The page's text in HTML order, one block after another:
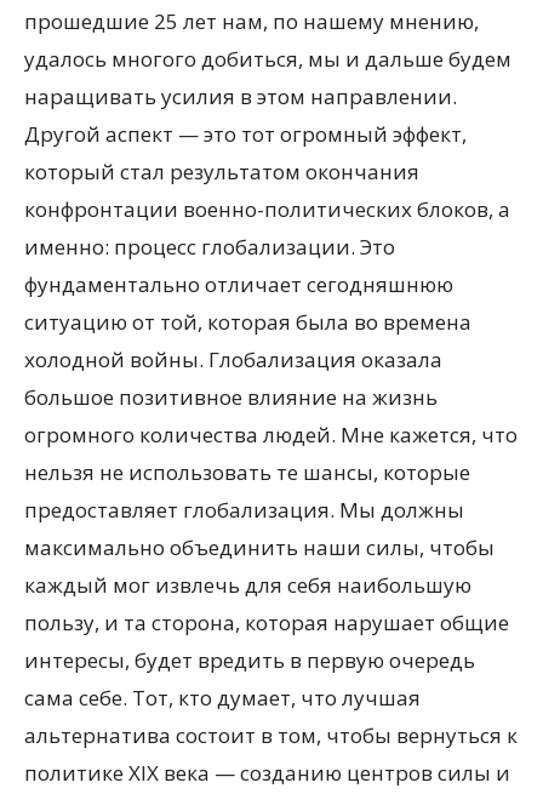
прошедшие 25 лет нам, по нашему мнению,
удалось многого добиться, мы и дальше будем
наращивать усилия в этом направлении.
Другой аспект — это тот огромный эффект,
который стал результатом окончания
конфронтации военно-политических блоков, а
именно: процесс глобализации. Это
фундаментально отличает сегодняшнюю
ситуацию от той, которая была во времена
холодной войны. Глобализация оказала
большое позитивное влияние на жизнь
огромного количества людей. Мне кажется, что
нельзя не использовать те шансы, которые
предоставляет глобализация. Мы должны
максимально объединить наши силы, чтобы
каждый мог извлечь для себя наибольшую
пользу, и та сторона, которая нарушает общие
интересы, будет вредить в первую очередь
сама себе. Тот, кто думает, что лучшая
альтернатива состоит в том, чтобы вернуться к
политике XIX века — созданию центров силы и